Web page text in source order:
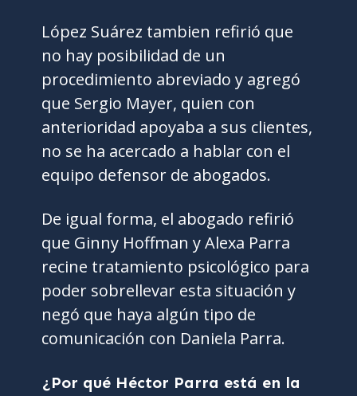
López Suárez tambien refirió que
no hay posibilidad de un
procedimiento abreviado y agregó
que Sergio Mayer, quien con
anterioridad apoyaba a sus clientes,
no se ha acercado a hablar con el
equipo defensor de abogados.
De igual forma, el abogado refirió
que Ginny Hoffman y Alexa Parra
recine tratamiento psicológico para
poder sobrellevar esta situación y
negó que haya algún tipo de
comunicación con Daniela Parra.
¿Por qué Héctor Parra está en la